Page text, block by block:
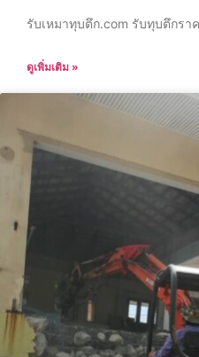
รับเหมาทุบตึก.com รับทุบตึกรา
ดูเพิ่มเติม »